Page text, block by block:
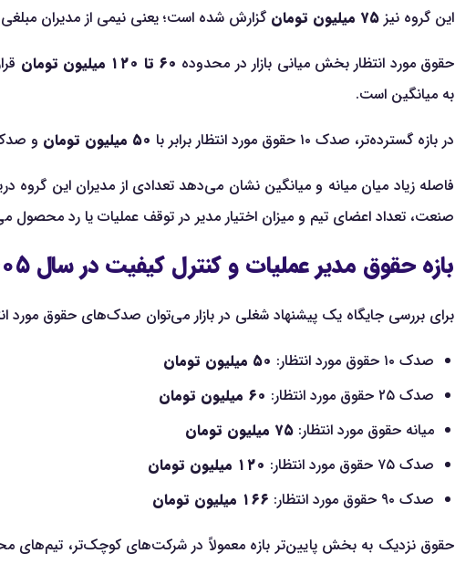
این گروه نیز ۷۵ میلیون تومان
گزارش شده است؛ یعنی نیمی از مدیران مبلغی کمتر و نیمی دیگر
حقوق مورد انتظار بخش میانی بازار در محدوده ۶۰ تا ۱۲۰ میلیون تومان
به میانگین است.
در بازه گسترده‌تر، صدک ۱۰ حقوق مورد انتظار برابر با
۵۰ میلیون تومان و صدک ۹۰
فاصله زیاد میان میانه و میانگین نشان می‌دهد تعدادی از مدیران این گروه
صنعت، تعداد اعضای تیم و میزان اختیار مدیر در توقف عملیات یا رد محصول
بازه حقوق مدیر عملیات و کنترل کیفیت در سال ۱۴۰۵
برای بررسی جایگاه یک پیشنهاد شغلی در بازار می‌توان صدک‌های حقوق مورد
صدک ۱۰ حقوق مورد انتظار:
۵۰ میلیون تومان
صدک ۲۵ حقوق مورد انتظار:
۶۰ میلیون تومان
میانه حقوق مورد انتظار: ۷۵ میلیون تومان
صدک ۷۵ حقوق مورد انتظار:
۱۲۰ میلیون تومان
صدک ۹۰ حقوق مورد انتظار:
۱۶۶ میلیون تومان
حقوق نزدیک به بخش پایین‌تر بازه معمولاً در شرکت‌های کوچک‌تر، تیم‌های